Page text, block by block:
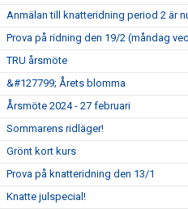
Anmälan till knatteridning period 2 är
Prova på ridning den 19/2 (måndag
TRU årsmöte
&#127799; Årets blomma
Årsmöte 2024 - 27 februari
Sommarens ridläger!
Grönt kort kurs
Prova på knatteridning den 13/1
Knatte julspecial!